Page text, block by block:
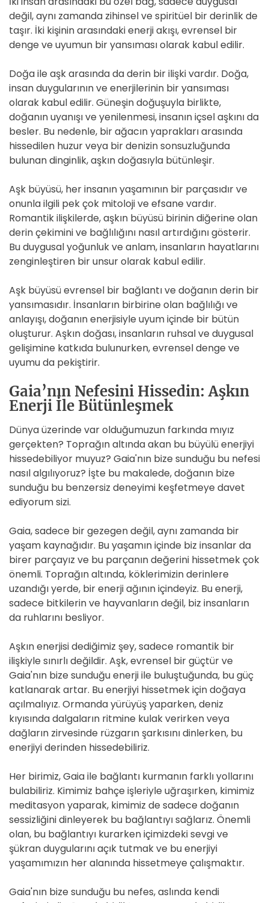
değil, aynı zamanda zihinsel ve spiritüel bir derinlik de
taşır. İki kişinin arasındaki enerji akışı, evrensel bir
denge ve uyumun bir yansıması olarak kabul edilir.
Doğa ile aşk arasında da derin bir ilişki vardır. Doğa,
insan duygularının ve enerjilerinin bir yansıması
olarak kabul edilir. Güneşin doğuşuyla birlikte,
doğanın uyanışı ve yenilenmesi, insanın içsel aşkını da
besler. Bu nedenle, bir ağacın yaprakları arasında
hissedilen huzur veya bir denizin sonsuzluğunda
bulunan dinginlik, aşkın doğasıyla bütünleşir.
Aşk büyüsü, her insanın yaşamının bir parçasıdır ve
onunla ilgili pek çok mitoloji ve efsane vardır.
Romantik ilişkilerde, aşkın büyüsü birinin diğerine olan
derin çekimini ve bağlılığını nasıl artırdığını gösterir.
Bu duygusal yoğunluk ve anlam, insanların hayatlarını
zenginleştiren bir unsur olarak kabul edilir.
Aşk büyüsü evrensel bir bağlantı ve doğanın derin bir
yansımasıdır. İnsanların birbirine olan bağlılığı ve
anlayışı, doğanın enerjisiyle uyum içinde bir bütün
oluşturur. Aşkın doğası, insanların ruhsal ve duygusal
gelişimine katkıda bulunurken, evrensel denge ve
uyumu da pekiştirir.
Gaia’nın Nefesini Hissedin: Aşkın
Enerji İle Bütünleşmek
Dünya üzerinde var olduğumuzun farkında mıyız
gerçekten? Toprağın altında akan bu büyülü enerjiyi
hissedebiliyor muyuz? Gaia'nın bize sunduğu bu nefesi
nasıl algılıyoruz? İşte bu makalede, doğanın bize
sunduğu bu benzersiz deneyimi keşfetmeye davet
ediyorum sizi.
Gaia, sadece bir gezegen değil, aynı zamanda bir
yaşam kaynağıdır. Bu yaşamın içinde biz insanlar da
birer parçayız ve bu parçanın değerini hissetmek çok
önemli. Toprağın altında, köklerimizin derinlere
uzandığı yerde, bir enerji ağının içindeyiz. Bu enerji,
sadece bitkilerin ve hayvanların değil, biz insanların
da ruhlarını besliyor.
Aşkın enerjisi dediğimiz şey, sadece romantik bir
ilişkiyle sınırlı değildir. Aşk, evrensel bir güçtür ve
Gaia'nın bize sunduğu enerji ile buluştuğunda, bu güç
katlanarak artar. Bu enerjiyi hissetmek için doğaya
açılmalıyız. Ormanda yürüyüş yaparken, deniz
kıyısında dalgaların ritmine kulak verirken veya
dağların zirvesinde rüzgarın şarkısını dinlerken, bu
enerjiyi derinden hissedebiliriz.
Her birimiz, Gaia ile bağlantı kurmanın farklı yollarını
bulabiliriz. Kimimiz bahçe işleriyle uğraşırken, kimimiz
meditasyon yaparak, kimimiz de sadece doğanın
sessizliğini dinleyerek bu bağlantıyı sağlarız. Önemli
olan, bu bağlantıyı kurarken içimizdeki sevgi ve
şükran duygularını açık tutmak ve bu enerjiyi
yaşamımızın her alanında hissetmeye çalışmaktır.
Gaia'nın bize sunduğu bu nefes, aslında kendi